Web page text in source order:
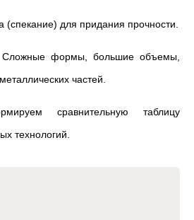
(спекание) для придания прочности.
формы, большие объемы,
частей.
сравнительную таблицу
технологий.